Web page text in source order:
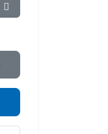
Passwort anzeigen